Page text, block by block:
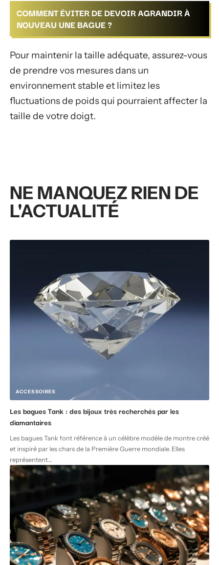
COMMENT ÉVITER DE DEVOIR AGRANDIR À
NOUVEAU UNE BAGUE ?
Pour maintenir la taille adéquate, assurez-vous
de prendre vos mesures dans un
environnement stable et limitez les
fluctuations de poids qui pourraient affecter la
taille de votre doigt.
NE MANQUEZ RIEN DE
L'ACTUALITÉ
ACCESSOIRES
Les bagues Tank : des bijoux très recherchés par les
diamantaires
Les bagues Tank font référence à un célèbre modèle de montre créé
et inspiré par les chars de la Première Guerre mondiale. Elles
représentent…